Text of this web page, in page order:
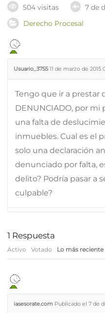
504 visitas
7 de
Derecho Procesal
Usuario_3755 11 de marzo de 2015
Tengo que ir a prestar
DENUNCIADO, por
una falta de
inmuebles. Cual es el
solo una declaración
denunciado por falta,
delito? Podría pasar a
culpable?
1 Respuesta
Activo Votado Lo más reciente
iasesorate.com Publicado el 7 de